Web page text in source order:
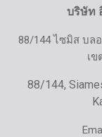
บริษัท
88/144 ไซมิส บล
เ
88/144,